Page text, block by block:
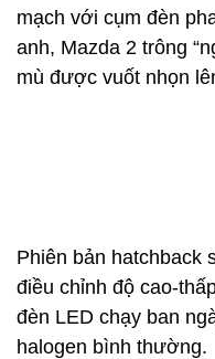
mạch với cụm đèn
anh, Mazda 2 trông
mù được vuốt nhọn
Phiên bản hatchback
điều chỉnh độ cao-
đèn LED chạy ban
halogen bình thường.